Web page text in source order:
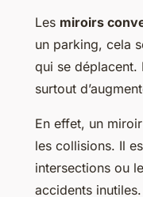
Les miroirs
un parking, cela
qui se déplacent.
surtout
En effet, un
les collisions. Il
intersections ou
accidents inutiles.